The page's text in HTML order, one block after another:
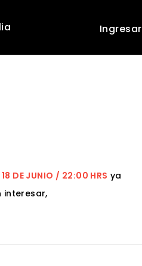
Ingresar
DE JUNIO / 22:00 HRS ya
interesar,